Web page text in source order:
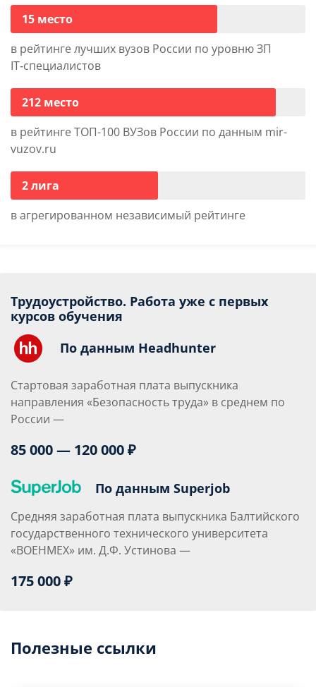
15 место
в рейтинге лучших вузов России по уровню ЗП
IT‑специалистов
212 место
в рейтинге ТОП-100 ВУЗов России по данным mir-
vuzov.ru
2 лига
в агрегированном независимый рейтинге
Трудоустройство. Работа уже с первых
курсов обучения
По данным Headhunter
Стартовая заработная плата выпускника
направления «Безопасность труда» в среднем по
России —
85 000 — 120 000 ₽
По данным Superjob
Средняя заработная плата выпускника Балтийского
государственного технического университета
«ВОЕНМЕХ» им. Д.Ф. Устинова —
175 000 ₽
Полезные ссылки